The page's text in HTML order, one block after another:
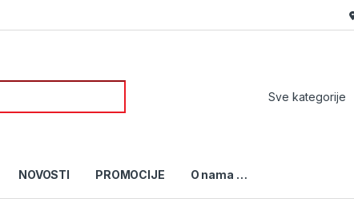
NOVOSTI PROMOCIJE O nama …